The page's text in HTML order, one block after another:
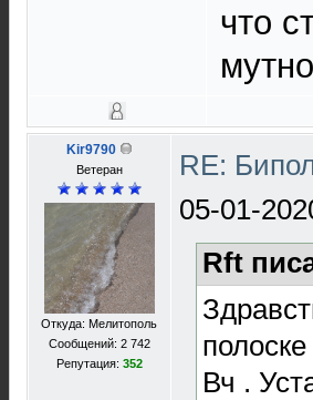
что
Kir9790
Ветеран
Откуда: Мелитополь
Сообщений: 2 742
Репутация: 352
RE:
05-01-
Rft
Вч .